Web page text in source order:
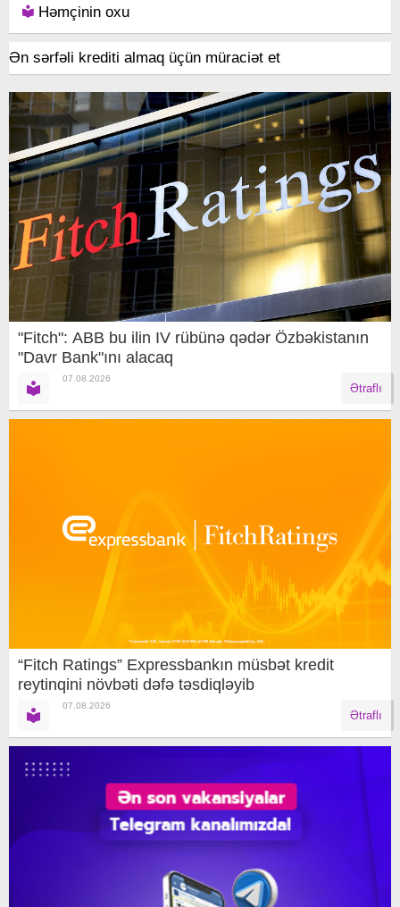
Həmçinin oxu
Ən sərfəli krediti almaq üçün müraciət et
"Fitch": ABB bu ilin IV rübünə qədər Özbəkistanın
"Davr Bank"ını alacaq
07.08.2026
Ətraflı
“Fitch Ratings” Expressbankın müsbət kredit
reytinqini növbəti dəfə təsdiqləyib
07.08.2026
Ətraflı